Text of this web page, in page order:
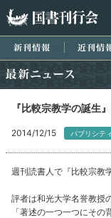
新刊情報
『比較宗教学の誕生
2014/12/15 パブリシティ
週刊読書人で『比較宗教
評者は和光大学名誉教授
「著述の一つ一つにそ